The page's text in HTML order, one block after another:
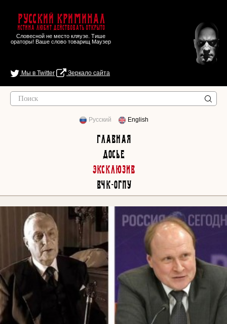
Русский Криминал
Истина любит действовать открыто
Словесной не место кляузе. Тише
ораторы! Ваше слово товарищ Маузер
Мы в Twitter Зеркало сайта
Русский English
Главная
Досье
Эксклюзив
ВЧК-ОГПУ